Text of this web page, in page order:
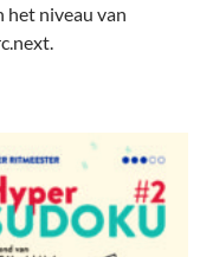
het niveau van